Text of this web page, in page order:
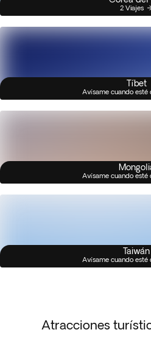
2 Viajes
Tíbet
Avísame cuando esté
Avísame cuando esté
Taiwán
Avísame cuando esté
Atracciones